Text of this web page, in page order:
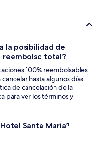
la posibilidad de
reembolso total?
100% reembolsables
hasta algunos días
de cancelación de la
para ver los términos y
Santa Maria?